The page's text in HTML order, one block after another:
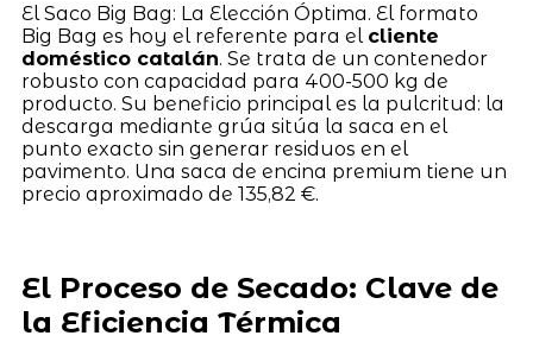
El Saco Big Bag: La Elección Óptima. El formato
Big Bag es hoy el referente para el cliente
doméstico catalán. Se trata de un contenedor
robusto con capacidad para 400-500 kg de
producto. Su beneficio principal es la pulcritud: la
descarga mediante grúa sitúa la saca en el
punto exacto sin generar residuos en el
pavimento. Una saca de encina premium tiene un
precio aproximado de 135,82 €.
El Proceso de Secado: Clave de
la Eficiencia Térmica